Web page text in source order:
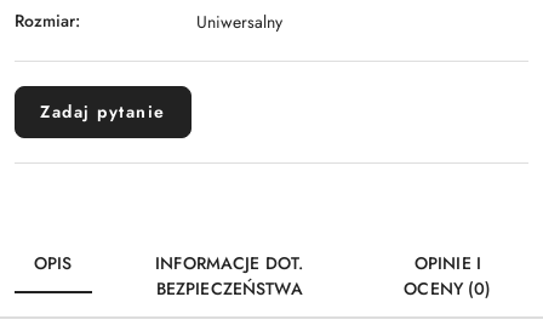
Rozmiar: Uniwersalny
Zadaj pytanie
OPIS
INFORMACJE DOT.
BEZPIECZEŃSTWA
OPINIE I
OCENY (0)